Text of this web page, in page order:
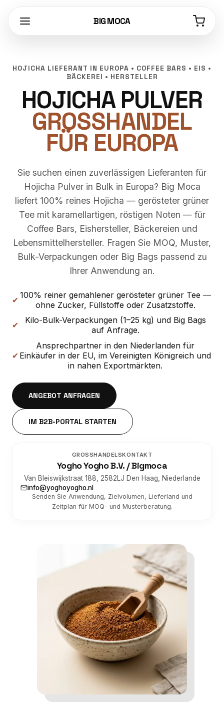
BIG MOCA
HOJICHA LIEFERANT IN EUROPA • COFFEE BARS • EIS •
BÄCKEREI • HERSTELLER
HOJICHA PULVER
GROSSHANDEL F
ÜR EUROPA
Sie suchen einen zuverlässigen Lieferanten für
Hojicha Pulver in Bulk in Europa? Big Moca
liefert 100% reines Hojicha — gerösteter grüner
Tee mit karamellartigen, röstigen Noten — für
Coffee Bars, Eishersteller, Bäckereien und
Lebensmittelhersteller. Fragen Sie MOQ, Muster,
Bulk-Verpackungen oder Big Bags passend zu
Ihrer Anwendung an.
✔ 100% reiner gemahlener gerösteter grüner Tee —
ohne Zucker, Füllstoffe oder Zusatzstoffe.
✔
Kilo-Bulk-Verpackungen (1–25 kg) und Big Bags
auf Anfrage.
✔
Ansprechpartner in den Niederlanden für
Einkäufer in der EU, im Vereinigten Königreich und
in nahen Exportmärkten.
ANGEBOT ANFRAGEN
IM B2B-PORTAL STARTEN
GROSSHANDELSKONTAKT
Yogho Yogho B.V. / Bigmoca
Van Bleiswijkstraat 188, 2582LJ Den Haag, Niederlande
info@yoghoyogho.nl
Senden Sie Anwendung, Zielvolumen, Lieferland und
Zeitplan für MOQ- und Musterberatung.